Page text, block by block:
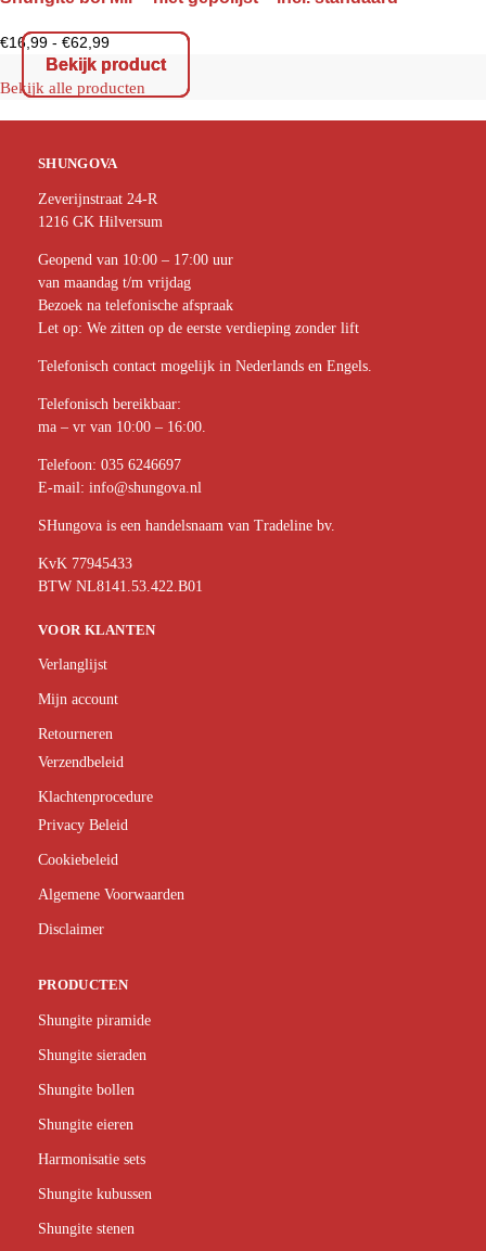
Bekijk product
Bekijk product
€16,99 - €62,99
Bekijk product
Bekijk alle producten
SHUNGOVA
Zeverijnstraat 24-R
1216 GK Hilversum
Geopend van 10:00 – 17:00 uur
van maandag t/m vrijdag
Bezoek na telefonische afspraak
Let op: We zitten op de eerste verdieping zonder lift
Telefonisch contact mogelijk in Nederlands en Engels.
Telefonisch bereikbaar:
ma – vr van 10:00 – 16:00.
Telefoon: 035 6246697
E-mail: info@shungova.nl
SHungova is een handelsnaam van Tradeline bv.
KvK 77945433
BTW NL8141.53.422.B01
VOOR KLANTEN
Verlanglijst
Mijn account
Retourneren
Verzendbeleid
Klachtenprocedure
Privacy Beleid
Cookiebeleid
Algemene Voorwaarden
Disclaimer
PRODUCTEN
Shungite piramide
Shungite sieraden
Shungite bollen
Shungite eieren
Harmonisatie sets
Shungite kubussen
Shungite stenen